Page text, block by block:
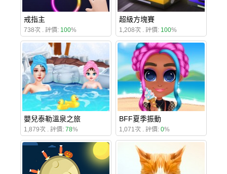
戒指主
738次 . 評價: 100%
超級方塊賽
1,208次 . 評價: 100%
嬰兒泰勒溫泉之旅
1,879次 . 評價: 78%
BFF夏季振動
1,071次 . 評價: 0%